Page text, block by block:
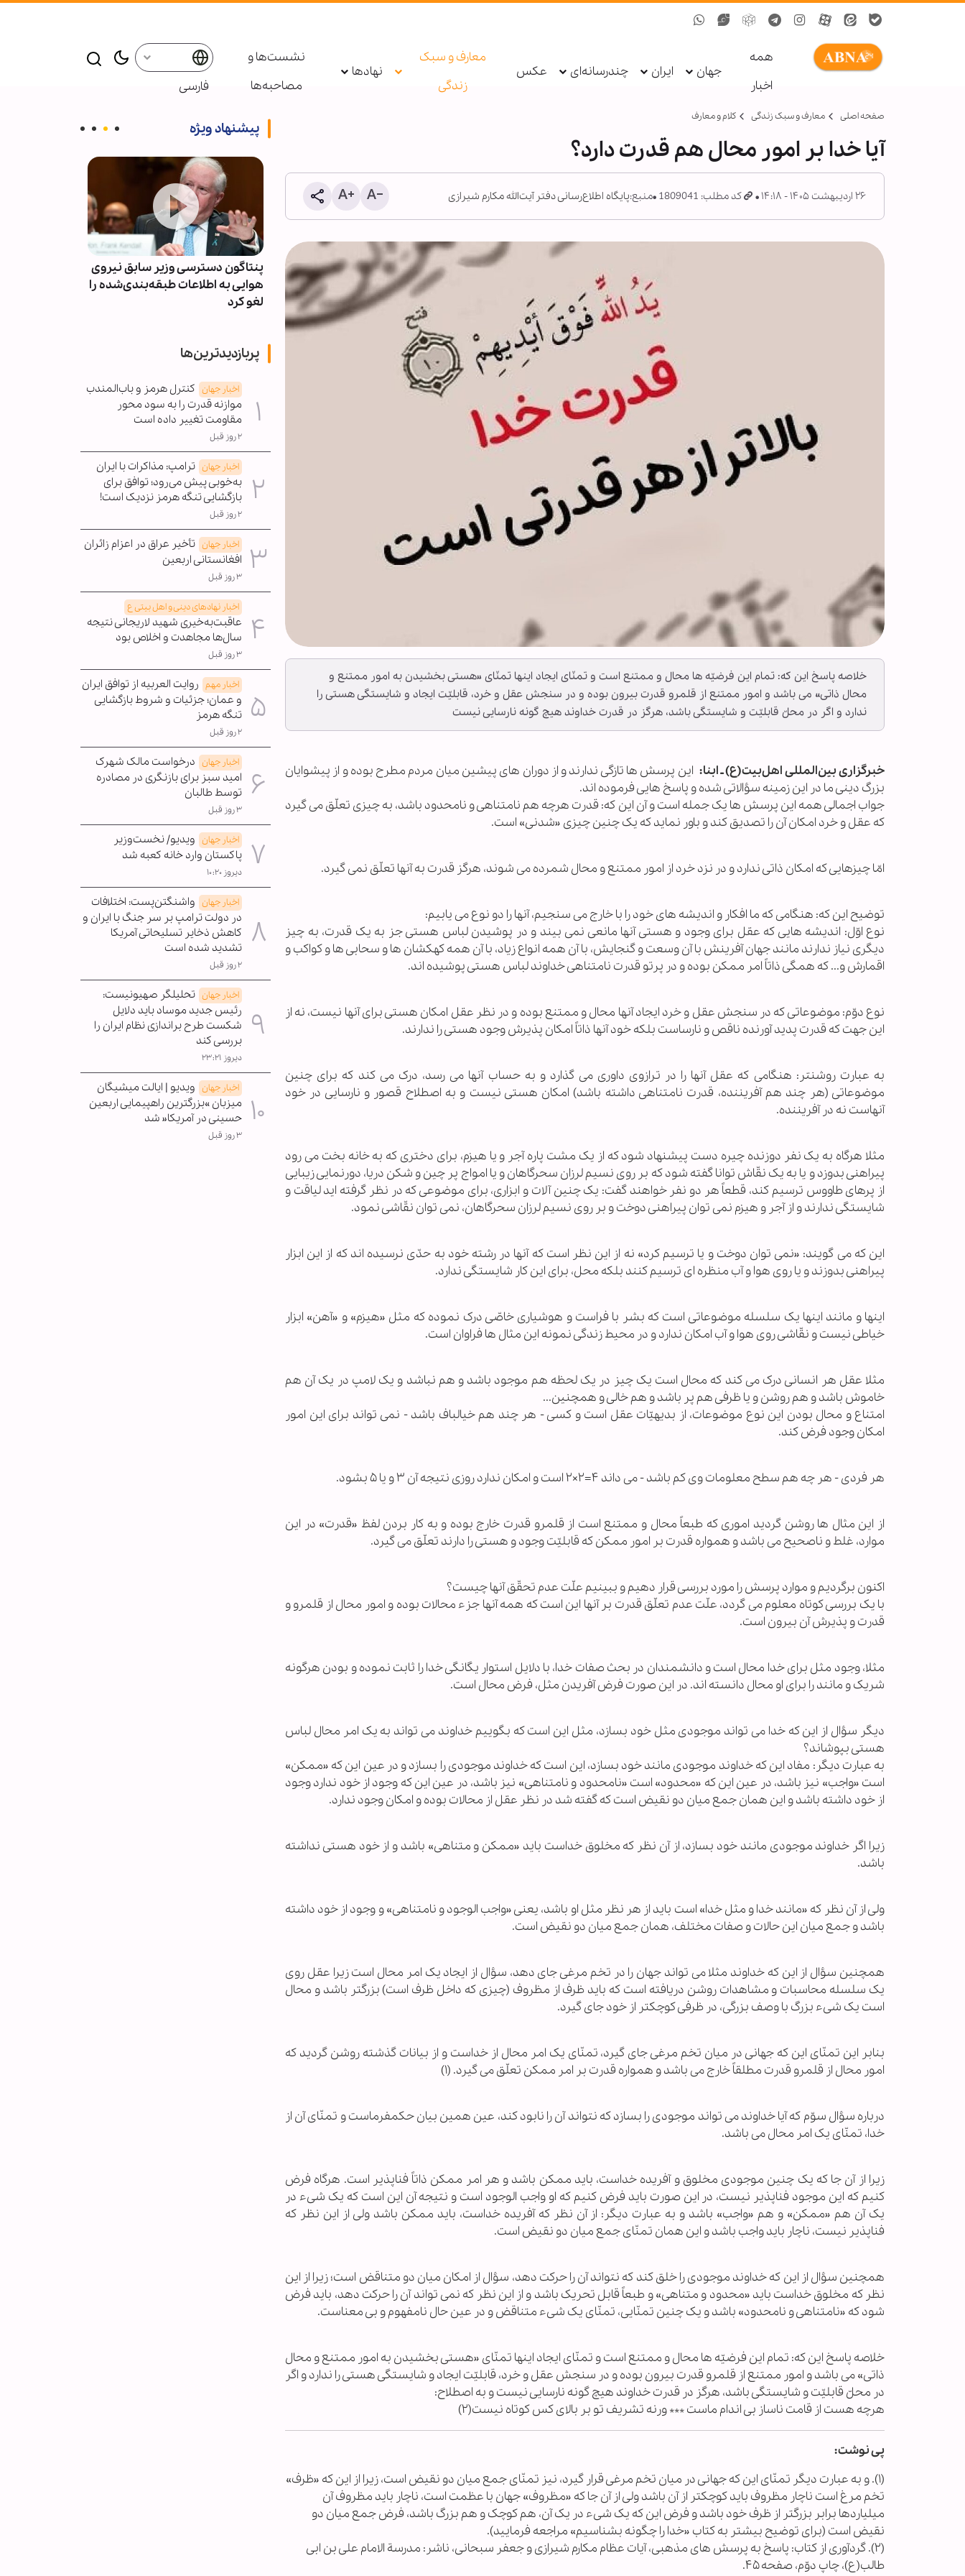
همه
اخبار
جهان ایران چندرسانه‌ای عکس
معارف و سبک
زندگی
نهادها
نشست‌ها و
مصاحبه‌ها
فارسی
صفحه اصلی معارف و سبک زندگی کلام و معارف
آیا خدا بر امور محال هم قدرت دارد؟
۲۶ اردیبهشت ۱۴۰۵ - ۱۴:۱۸ کد مطلب: 1809041 منبع:پایگاه اطلاع‌رسانی دفتر آیت‌الله مکارم شیرازی
خلاصه پاسخ این که: تمام این فرضیّه ها محال و ممتنع است و تمنّای ایجاد اینها تمنّای «هستی بخشیدن به امور ممتنع و
محال ذاتی» می باشد و امور ممتنع از قلمرو قدرت بیرون بوده و در سنجش عقل و خرد، قابلیّت ایجاد و شایستگی هستی را
ندارد و اگر در محلّ قابلیّت و شایستگی باشد، هرگز در قدرت خداوند هیچ گونه نارسایی نیست
خبرگزاری بین‌المللی اهل‌بیت(ع) ـ ابنا: این پرسش ها تازگی ندارند و از دوران های پیشین میان مردم مطرح بوده و از پیشوایان
بزرگ دینی ما در این زمینه سؤالاتی شده و پاسخ هایی فرموده اند.
جواب اجمالی همه این پرسش ها یک جمله است و آن این که: قدرت هرچه هم نامتناهی و نامحدود باشد، به چیزی تعلّق می گیرد
که عقل و خرد امکان آن را تصدیق کند و باور نماید که یک چنین چیزی «شدنی» است.
امّا چیزهایی که امکان ذاتی ندارد و در نزد خرد از امور ممتنع و محال شمرده می شوند، هرگز قدرت به آنها تعلّق نمی گیرد.
توضیح این که: هنگامی که ما افکار و اندیشه های خود را با خارج می سنجیم، آنها را دو نوع می یابیم:
نوع اوّل: اندیشه هایی که عقل برای وجود و هستی آنها مانعی نمی بیند و در پوشیدن لباس هستی جز به یک قدرت، به چیز
دیگری نیاز ندارند مانند جهان آفرینش با آن وسعت و گنجایش، با آن همه انواع زیاد، با آن همه کهکشان ها و سحابی ها و کواکب و
اقمارش و... که همگی ذاتاً امر ممکن بوده و در پرتو قدرت نامتناهی خداوند لباس هستی پوشیده اند.
نوع دوّم: موضوعاتی که در سنجش عقل و خرد ایجاد آنها محال و ممتنع بوده و در نظر عقل امکان هستی برای آنها نیست، نه از
این جهت که قدرت پدید آورنده ناقص و نارساست بلکه خود آنها ذاتاً امکان پذیرش وجود هستی را ندارند.
به عبارت روشنتر: هنگامی که عقل آنها را در ترازوی داوری می گذارد و به حساب آنها می رسد، درک می کند که برای چنین
موضوعاتی (هر چند هم آفریننده، قدرت نامتناهی داشته باشد) امکان هستی نیست و به اصطلاح قصور و نارسایی در خود
آنهاست نه در آفریننده.
مثلا هرگاه به یک نفر دوزنده چیره دست پیشنهاد شود که از یک مشت پاره آجر و یا هیزم، برای دختری که به خانه بخت می رود
پیراهنی بدوزد و یا به یک نقّاش توانا گفته شود که بر روی نسیم لرزان سحرگاهان و یا امواج پر چین و شکن دریا، دورنمایی زیبایی
از پرهای طاووس ترسیم کند، قطعاً هر دو نفر خواهند گفت: یک چنین آلات و ابزاری، برای موضوعی که در نظر گرفته اید لیاقت و
شایستگی ندارند و از آجر و هیزم نمی توان پیراهنی دوخت و بر روی نسیم لرزان سحرگاهان، نمی توان نقّاشی نمود.
این که می گویند: «نمی توان دوخت و یا ترسیم کرد» نه از این نظر است که آنها در رشته خود به حدّی نرسیده اند که از این ابزار
پیراهنی بدوزند و یا روی هوا و آب منظره ای ترسیم کنند بلکه محل، برای این کار شایستگی ندارد.
اینها و مانند اینها یک سلسله موضوعاتی است که بشر با فراست و هوشیاری خاصّی درک نموده که مثل «هیزم» و «آهن» ابزار
خیاطی نیست و نقّاشی روی هوا و آب امکان ندارد و در محیط زندگی نمونه این مثال ها فراوان است.
مثلا عقل هر انسانی درک می کند که محال است یک چیز در یک لحظه هم موجود باشد و هم نباشد و یک لامپ در یک آن هم
خاموش باشد و هم روشن و یا ظرفی هم پر باشد و هم خالی و همچنین...
امتناع و محال بودن این نوع موضوعات، از بدیهیّات عقل است و کسی - هر چند هم خیالباف باشد - نمی تواند برای این امور
امکان وجود فرض کند.
هر فردی - هر چه هم سطح معلومات وی کم باشد - می داند ۴=۲×۲ است و امکان ندارد روزی نتیجه آن ۳ و یا ۵ بشود.
از این مثال ها روشن گردید اموری که طبعاً محال و ممتنع است از قلمرو قدرت خارج بوده و به کار بردن لفظ «قدرت» در این
موارد، غلط و ناصحیح می باشد و همواره قدرت بر امور ممکن که قابلیّت وجود و هستی را دارند تعلّق می گیرد.
اکنون برگردیم و موارد پرسش را مورد بررسی قرار دهیم و ببینیم علّت عدم تحقّق آنها چیست؟
با یک بررسی کوتاه معلوم می گردد، علّت عدم تعلّق قدرت بر آنها این است که همه آنها جزء محالات بوده و امور محال از قلمرو و
قدرت و پذیرش آن بیرون است.
مثلا، وجود مثل برای خدا محال است و دانشمندان در بحث صفات خدا، با دلایل استوار یگانگی خدا را ثابت نموده و بودن هرگونه
شریک و مانند را برای او محال دانسته اند. در این صورت فرض آفریدن مثل، فرض محال است.
دیگر سؤال از این که خدا می تواند موجودی مثل خود بسازد، مثل این است که بگوییم خداوند می تواند به یک امر محال لباس
هستی بپوشاند؟
به عبارت دیگر: مفاد این که خداوند موجودی مانند خود بسازد، این است که خداوند موجودی را بسازد و در عین این که «ممکن»
است «واجب» نیز باشد، در عین این که «محدود» است «نامحدود و نامتناهی» نیز باشد، در عین این که وجود از خود ندارد وجود
از خود داشته باشد و این همان جمع میان دو نقیض است که گفته شد در نظر عقل از محالات بوده و امکان وجود ندارد.
زیرا اگر خداوند موجودی مانند خود بسازد، از آن نظر که مخلوق خداست باید «ممکن و متناهی» باشد و از خود هستی نداشته
باشد.
ولی از آن نظر که «مانند خدا و مثل خدا» است باید از هر نظر مثل او باشد، یعنی «واجب الوجود و نامتناهی» و وجود از خود داشته
باشد و جمع میان این حالات و صفات مختلف، همان جمع میان دو نقیض است.
همچنین سؤال از این که خداوند مثلا می تواند جهان را در تخم مرغی جای دهد، سؤال از ایجاد یک امر محال است زیرا عقل روی
یک سلسله محاسبات و مشاهدات روشن دریافته است که باید ظرف از مظروف (چیزی که داخل ظرف است) بزرگتر باشد و محال
است یک شیء بزرگ با وصف بزرگی، در ظرفی کوچکتر از خود جای گیرد.
بنابر این تمنّای این که جهانی در میان تخم مرغی جای گیرد، تمنّای یک امر محال از خداست و از بیانات گذشته روشن گردید که
امور محال از قلمرو قدرت مطلقاً خارج می باشد و همواره قدرت بر امر ممکن تعلّق می گیرد. (۱)
درباره سؤال سوّم که آیا خداوند می تواند موجودی را بسازد که نتواند آن را نابود کند، عین همین بیان حکمفرماست و تمنّای آن از
خدا، تمنّای یک امر محال می باشد.
زیرا از آن جا که یک چنین موجودی مخلوق و آفریده خداست، باید ممکن باشد و هر امر ممکن ذاتاً فناپذیر است. هرگاه فرض
کنیم که این موجود فناپذیر نیست، در این صورت باید فرض کنیم که او واجب الوجود است و نتیجه آن این است که یک شیء در
یک آن هم «ممکن» و هم «واجب» باشد و به عبارت دیگر: از آن نظر که آفریده خداست، باید ممکن باشد ولی از این نظر که
فناپذیر نیست، ناچار باید واجب باشد و این همان تمنّای جمع میان دو نقیض است.
همچنین سؤال از این که خداوند موجودی را خلق کند که نتواند آن را حرکت دهد، سؤال از امکان میان دو متناقض است؛ زیرا از این
نظر که مخلوق خداست باید «محدود و متناهی» و طبعاً قابل تحریک باشد و از این نظر که نمی تواند آن را حرکت دهد، باید فرض
شود که «نامتناهی و نامحدود» باشد و یک چنین تمنّایی، تمنّای یک شیء متناقض و در عین حال نامفهوم و بی معناست.
خلاصه پاسخ این که: تمام این فرضیّه ها محال و ممتنع است و تمنّای ایجاد اینها تمنّای «هستی بخشیدن به امور ممتنع و محال
ذاتی» می باشد و امور ممتنع از قلمرو قدرت بیرون بوده و در سنجش عقل و خرد، قابلیّت ایجاد و شایستگی هستی را ندارد و اگر
در محلّ قابلیّت و شایستگی باشد، هرگز در قدرت خداوند هیچ گونه نارسایی نیست و به اصطلاح:
هرچه هست از قامت ناساز بی اندام ماست *** ورنه تشریف تو بر بالای کس کوتاه نیست(۲)
پی نوشت:
(۱). و به عبارت دیگر تمنّای این که جهانی در میان تخم مرغی قرار گیرد، نیز تمنّای جمع میان دو نقیض است، زیرا از این که «ظرف»
تخم مرغ است ناچار مظروف باید کوچکتر از آن باشد ولی از آن جا که «مظروف» جهان با عظمت است، ناچار باید مظروف آن
میلیاردها برابر بزرگتر از ظرف خود باشد و فرض این که یک شیء در یک آن، هم کوچک و هم بزرگ باشد، فرض جمع میان دو
نقیض است (برای توضیح بیشتر به کتاب «خدا را چگونه بشناسیم» مراجعه فرمایید).
(۲). گردآوری از کتاب: پاسخ به پرسش های مذهبی، آیات عظام مکارم شیرازی و جعفر سبحانی، ناشر: مدرسة الامام علی بن ابی
طالب(ع)، چاپ دوّم، صفحه ۴۵.
پیشنهاد ویژه
هلاکت دو داعشی در منطقه سیده
زینب دمشق
اردوی «مثل خمینی(ره)» با محور
تربیت طلبه عصر انقلاب برگزار
می‌شود + پوستر
پنتاگون دسترسی وزیر سابق نیروی
هوایی به اطلاعات طبقه‌بندی‌شده را
لغو کرد
پربازدیدترین‌ها
اخبار جهان کنترل هرمز و باب‌المندب
موازنه قدرت را به سود محور
مقاومت تغییر داده است
۲ روز قبل
اخبار جهان ترامپ: مذاکرات با ایران
به‌خوبی پیش می‌رود؛ توافق برای
بازگشایی تنگه هرمز نزدیک است!
۲ روز قبل
اخبار جهان تأخیر عراق در اعزام زائران
افغانستانی اربعین
۳ روز قبل
اخبار نهادهای دینی و اهل بیتی ع
عاقبت‌به‌خیری شهید لاریجانی نتیجه
سال‌ها مجاهدت و اخلاص بود
۳ روز قبل
اخبار مهم روایت العربیه از توافق ایران
و عمان؛ جزئیات و شروط بازگشایی
تنگه هرمز
۲ روز قبل
اخبار جهان درخواست مالک شهرک
امید سبز برای بازنگری در مصادره
توسط طالبان
۳ روز قبل
اخبار جهان ویدیو/ نخست‌وزیر
پاکستان وارد خانه کعبه شد
دیروز ۱۰:۲۰
اخبار جهان واشنگتن‌پست: اختلافات
در دولت ترامپ بر سر جنگ با ایران و
کاهش ذخایر تسلیحاتی آمریکا
تشدید شده است
۲ روز قبل
اخبار جهان تحلیلگر صهیونیست:
رئیس جدید موساد باید دلایل
شکست طرح براندازی نظام ایران را
بررسی کند
دیروز ۲۳:۲۱
اخبار جهان ویدیو | ایالت میشیگان
میزبان »بزرگترین راهپیمایی اربعین
حسینی در آمریکا« شد
۳ روز قبل